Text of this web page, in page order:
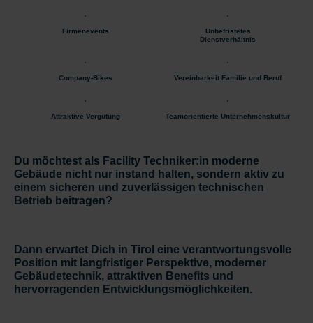
Firmenevents
Unbefristetes
Dienstverhältnis
Company-Bikes Vereinbarkeit Familie und Beruf
Attraktive Vergütung Teamorientierte Unternehmenskultur
Du möchtest als Facility Techniker:in moderne
Gebäude nicht nur instand halten, sondern aktiv zu
einem sicheren und zuverlässigen technischen
Betrieb beitragen?
Dann erwartet Dich in Tirol eine verantwortungsvolle
Position mit langfristiger Perspektive, moderner
Gebäudetechnik, attraktiven Benefits und
hervorragenden Entwicklungsmöglichkeiten.